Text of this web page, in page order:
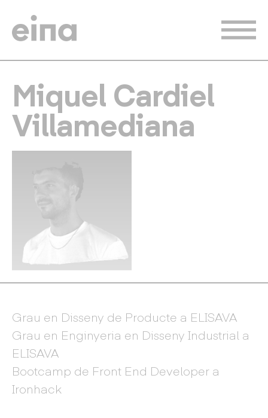
Miquel Cardiel
Villamediana
Grau en Disseny de Producte a ELISAVA
Grau en Enginyeria en Disseny Industrial a
ELISAVA
Bootcamp de Front End Developer a
Ironhack